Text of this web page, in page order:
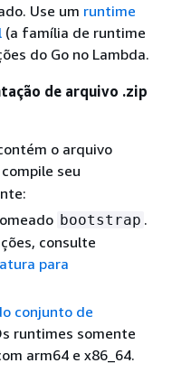
Use um runtime
(a família de runtime
do Go no Lambda.
de arquivo .zip
o arquivo
seu
bootstrap .
consulte
para
conjunto de
runtimes somente
arm64 e x86_64.